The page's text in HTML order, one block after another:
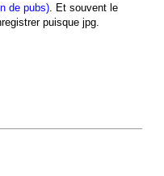
de pubs). Et souvent le
puisque jpg.